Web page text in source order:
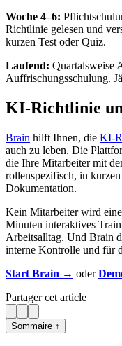
Woche 4–6:
Richtlinie gelesen und
kurzen Test oder Quiz.
Laufend: Quartalsweise
Auffrischungsschulung.
KI-Richtlinie
Brain hilft Ihnen, die KI-
auch zu leben. Die
die Ihre Mitarbeiter mit
rollenspezifisch, in
Dokumentation.
Kein Mitarbeiter wird
Minuten interaktives
Arbeitsalltag. Und Brain
interne Kontrolle und für
Start Brain → oder
Partager cet article
Sommaire ↑